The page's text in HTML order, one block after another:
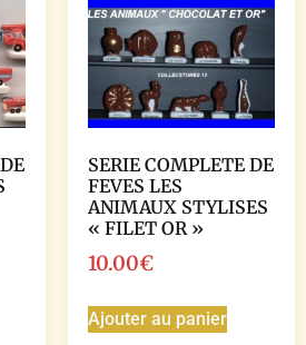
SERIE COMPLETE DE
FEVES LES
ANIMAUX STYLISES
« FILET OR »
10.00€
Ajouter au panier